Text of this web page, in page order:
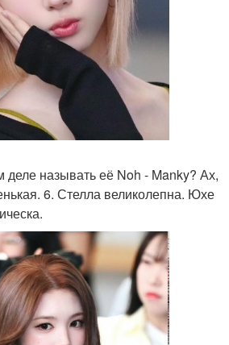
деле называть её Noh - Manky? Ах,
6. Стелла великолепна. Юхе